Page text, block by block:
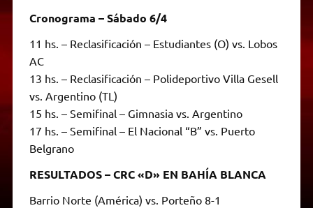
Cronograma – Sábado 6/4
11 hs. – Reclasificación – Estudiantes (O) vs. Lobos
AC
13 hs. – Reclasificación – Polideportivo Villa Gesell
vs. Argentino (TL)
15 hs. – Semifinal – Gimnasia vs. Argentino
17 hs. – Semifinal – El Nacional “B” vs. Puerto
Belgrano
RESULTADOS – CRC «D» EN BAHÍA BLANCA
Barrio Norte (América) vs. Porteño 8-1